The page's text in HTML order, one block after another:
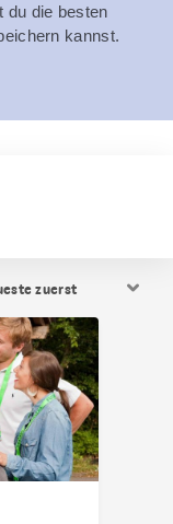
du die besten
kannst.